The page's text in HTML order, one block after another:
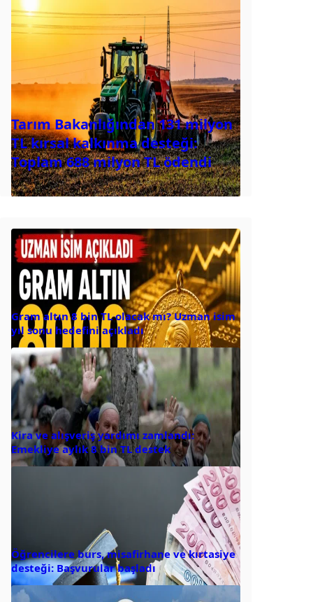
Tarım Bakanlığından 131 milyon
TL kırsal kalkınma desteği:
Toplam 688 milyon TL ödendi
Gram altın 8 bin TL olacak mı? Uzman isim
yıl sonu hedefini açıkladı
Kira ve alışveriş yardımı zamlandı:
Emekliye aylık 8 bin TL destek
Öğrencilere burs, misafirhane ve kırtasiye
desteği: Başvurular başladı